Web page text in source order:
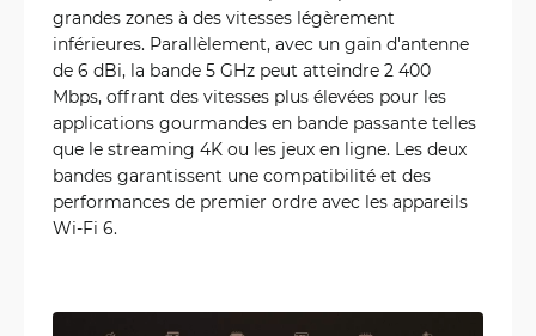
grandes zones à des vitesses légèrement
inférieures. Parallèlement, avec un gain d'antenne
de 6 dBi, la bande 5 GHz peut atteindre 2 400
Mbps, offrant des vitesses plus élevées pour les
applications gourmandes en bande passante telles
que le streaming 4K ou les jeux en ligne. Les deux
bandes garantissent une compatibilité et des
performances de premier ordre avec les appareils
Wi-Fi 6.